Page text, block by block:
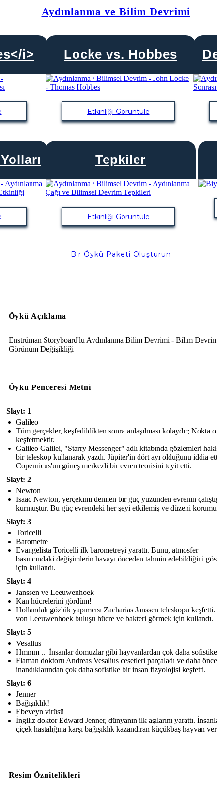
Aydınlanma ve Bilim Devrimi
i> Locke vs. Hobbes
Etkinliği Görüntüle
Tepkiler
Etkinliği Görüntüle
Bir Öykü Paketi Oluşturun
Öykü Açıklama
Enstrüman Storyboard'lu Aydınlanma Bilim Devrimi - Bilim
Görünüm Değişikliği
Öykü Penceresi Metni
Slayt: 1
Galileo
Tüm gerçekler, keşfedildikten sonra anlaşılması kolaydır; Nokta
keşfetmektir.
Galileo Galilei, "Starry Messenger" adlı kitabında gözlemleri
bir teleskop kullanarak yazdı. Jüpiter'in dört ayı olduğunu iddia
Copernicus'un güneş merkezli bir evren teorisini teyit etti.
Slayt: 2
Newton
Isaac Newton, yerçekimi denilen bir güç yüzünden evrenin
kurmuştur. Bu güç evrendeki her şeyi etkilemiş ve düzeni
Slayt: 3
Toricelli
Barometre
Evangelista Toricelli ilk barometreyi yarattı. Bunu, atmosfer
basıncındaki değişimlerin havayı önceden tahmin edebildiğini
için kullandı.
Slayt: 4
Janssen ve Leeuwenhoek
Kan hücrelerini gördüm!
Hollandalı gözlük yapımcısı Zacharias Janssen teleskopu
von Leeuwenhoek buluşu hücre ve bakteri görmek için kullandı.
Slayt: 5
Vesalius
Hmmm ... İnsanlar domuzlar gibi hayvanlardan çok daha
Flaman doktoru Andreas Vesalius cesetleri parçaladı ve daha önce
inandıklarından çok daha sofistike bir insan fizyolojisi keşfetti.
Slayt: 6
Jenner
Bağışıklık!
Ebeveyn virüsü
İngiliz doktor Edward Jenner, dünyanın ilk aşılarını yarattı.
çiçek hastalığına karşı bağışıklık kazandıran küçükbaş hayvan
Resim Öznitelikleri